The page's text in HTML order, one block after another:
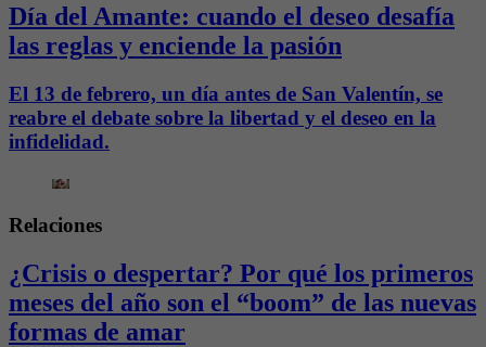
Día del Amante: cuando el deseo desafía
las reglas y enciende la pasión
El 13 de febrero, un día antes de San Valentín, se
reabre el debate sobre la libertad y el deseo en la
infidelidad.
Relaciones
¿Crisis o despertar? Por qué los primeros
meses del año son el “boom” de las nuevas
formas de amar